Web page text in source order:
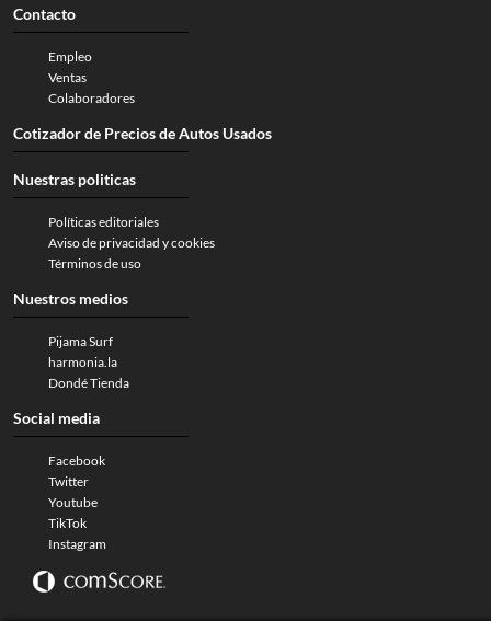
Contacto
Empleo
Ventas
Colaboradores
Cotizador de Precios de Autos Usados
Nuestras politicas
Políticas editoriales
Aviso de privacidad y cookies
Términos de uso
Nuestros medios
Pijama Surf
harmonia.la
Dondé Tienda
Social media
Facebook
Twitter
Youtube
TikTok
Instagram